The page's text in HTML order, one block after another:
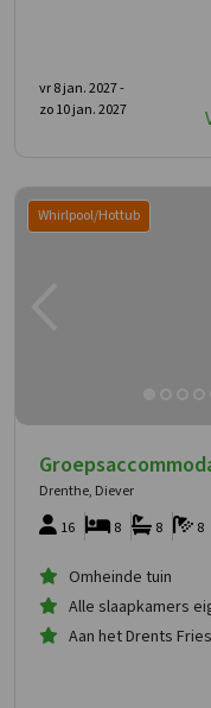
vr 8 jan. 2027 -
zo 10 jan. 2027
Whirlpool/Hottub
Drenthe, Diever
16 8
8
8
Omheinde tuin
Alle slaapkamers
Aan het Drents